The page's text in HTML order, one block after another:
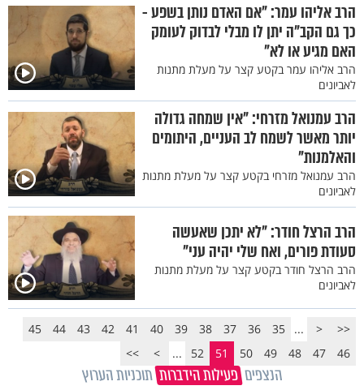
הרב אליהו עמר: "אם האדם נותן בשפע -
כך גם הקב"ה יתן לו מבלי לבדוק לעומק
האם מגיע או לא"
הרב אליהו עמר בקטע קצר על מעלת מתנות
לאביונים
הרב עמנואל מזרחי: "אין שמחה גדולה
יותר מאשר לשמח לב העניים, היתומים
והאלמנות"
הרב עמנואל מזרחי בקטע קצר על מעלת מתנות
לאביונים
הרב הרצל חודר: "לא יתכן שאעשה
סעודת פורים, ואח שלי יהיה עני"
הרב הרצל חודר בקטע קצר על מעלת מתנות
לאביונים
<<
<
...
35
36
37
38
39
40
41
42
43
44
45
46
47
48
49
50
51
52
...
>
>>
הנצפים פעילות הידברות תוכניות הערוץ